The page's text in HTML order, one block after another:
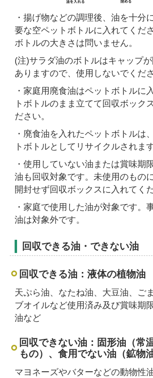
・揚げ物などの調理後、油を十分
要な空ペットボトルに入れてくだ
ボトルの大きさは問いません。
(注)サラダ油のボトルはキャップ
ありますので、使用しないでくださ
・家庭用廃食油はペットボトルに
トボトルのまま立てて回収ボック
ださい。
・廃食油を入れたペットボトルは
トボトルとしてリサイクルされます
・使用していない油または賞味期
油も回収対象です。未使用のもの
開封せず回収ボックスに入れてく
・家庭で使用した油が対象です。
油は対象外です。
回収できる油・できない油
回収できる油：液体の植物油
天ぷら油、なたね油、大豆油、ご
ブオイルなど使用済み及び賞味期
油など
回収できない油：固形油（常
もの）、食用でない油（鉱物
マヨネーズやバターなどの動物性